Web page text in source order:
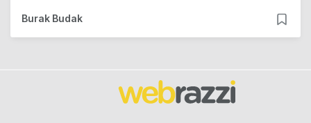
Burak Budak